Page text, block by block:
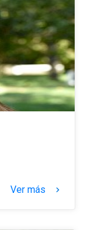
Ver más
keyboard_arrow_right